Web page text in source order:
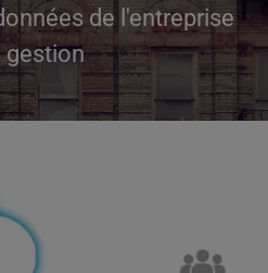
de l'entreprise
gestion